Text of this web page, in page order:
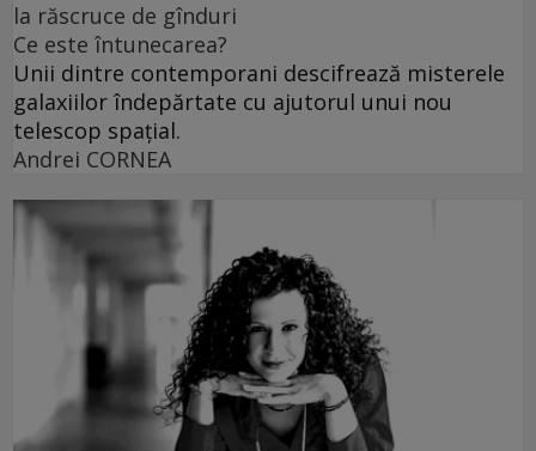
la răscruce de gînduri
Ce este întunecarea?
Unii dintre contemporani descifrează misterele
galaxiilor îndepărtate cu ajutorul unui nou
telescop spațial.
Andrei CORNEA